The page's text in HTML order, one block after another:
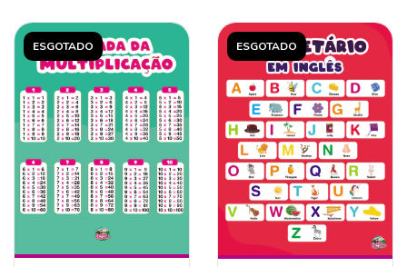
ESGOTADO ESGOTADO